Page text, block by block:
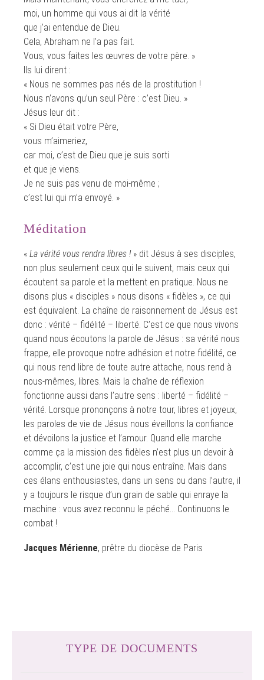
moi, un homme qui vous ai dit la vérité
que j’ai entendue de Dieu.
Cela, Abraham ne l’a pas fait.
Vous, vous faites les œuvres de votre père. »
Ils lui dirent :
« Nous ne sommes pas nés de la prostitution !
Nous n’avons qu’un seul Père : c’est Dieu. »
Jésus leur dit :
« Si Dieu était votre Père,
vous m’aimeriez,
car moi, c’est de Dieu que je suis sorti
et que je viens.
Je ne suis pas venu de moi-même ;
c’est lui qui m’a envoyé. »
Méditation
« La vérité vous rendra libres ! » dit Jésus à ses disciples,
non plus seulement ceux qui le suivent, mais ceux qui
écoutent sa parole et la mettent en pratique. Nous ne
disons plus « disciples » nous disons « fidèles », ce qui
est équivalent. La chaîne de raisonnement de Jésus est
donc : vérité – fidélité – liberté. C’est ce que nous vivons
quand nous écoutons la parole de Jésus : sa vérité nous
frappe, elle provoque notre adhésion et notre fidélité, ce
qui nous rend libre de toute autre attache, nous rend à
nous-mêmes, libres. Mais la chaîne de réflexion
fonctionne aussi dans l’autre sens : liberté – fidélité –
vérité. Lorsque prononçons à notre tour, libres et joyeux,
les paroles de vie de Jésus nous éveillons la confiance
et dévoilons la justice et l’amour. Quand elle marche
comme ça la mission des fidèles n’est plus un devoir à
accomplir, c’est une joie qui nous entraîne. Mais dans
ces élans enthousiastes, dans un sens ou dans l’autre, il
y a toujours le risque d’un grain de sable qui enraye la
machine : vous avez reconnu le péché… Continuons le
combat !
Jacques Mérienne, prêtre du diocèse de Paris
TYPE DE DOCUMENTS